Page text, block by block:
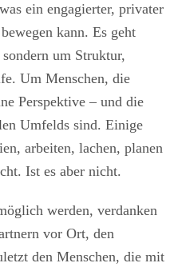
ein engagierter, privater
kann. Es geht
um Struktur,
Um Menschen, die
Perspektive – und die
Umfelds sind. Einige
arbeiten, lachen, planen
Ist es aber nicht.
werden, verdanken
vor Ort, den
den Menschen, die mit